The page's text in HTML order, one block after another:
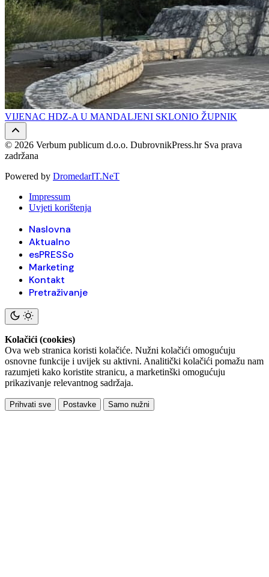
VIJENAC HDZ-A U MANDALJENI SKLONIO ŽUPNIK
© 2026 Verbum publicum d.o.o. DubrovnikPress.hr Sva prava
zadržana
Powered by DromedarIT.NeT
Impressum
Uvjeti korištenja
Naslovna
Aktualno
esPRESSo
Marketing
Kontakt
Pretraživanje
Kolačići (cookies)
Ova web stranica koristi kolačiće. Nužni kolačići omogućuju
osnovne funkcije i uvijek su aktivni. Analitički kolačići pomažu nam
razumjeti kako koristite stranicu, a marketinški omogućuju
prikazivanje relevantnog sadržaja.
Prihvati sve Postavke Samo nužni